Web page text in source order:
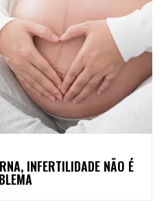
INFERTILIDADE NÃO É